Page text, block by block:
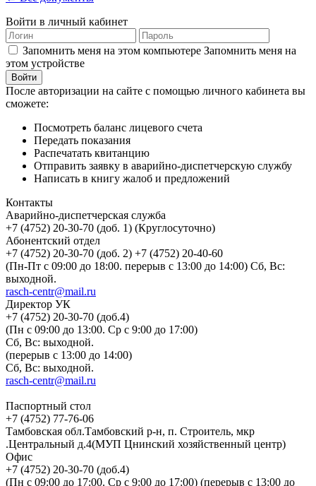
Войти в личный кабинет
Запомнить меня на этом компьютере Запомнить меня на
этом устройстве
После авторизации на сайте с помощью личного кабинета вы
сможете:
Посмотреть баланс лицевого счета
Передать показания
Распечатать квитанцию
Отправить заявку в аварийно-диспетчерскую службу
Написать в книгу жалоб и предложений
Контакты
Аварийно-диспетчерская служба
+7 (4752) 20-30-70 (доб. 1) (Круглосуточно)
Абонентский отдел
+7 (4752) 20-30-70 (доб. 2) +7 (4752) 20-40-60
(Пн-Пт с 09:00 до 18:00. перерыв с 13:00 до 14:00) Сб, Вс:
выходной.
rasch-centr@mail.ru
Директор УК
+7 (4752) 20-30-70 (доб.4)
(Пн с 09:00 до 13:00. Ср с 9:00 до 17:00)
Сб, Вс: выходной.
(перерыв с 13:00 до 14:00)
Сб, Вс: выходной.
rasch-centr@mail.ru
Паспортный стол
+7 (4752) 77-76-06
Тамбовская обл.Тамбовский р-н, п. Строитель, мкр
.Центральный д.4(МУП Цнинский хозяйственный центр)
Офис
+7 (4752) 20-30-70 (доб.4)
(Пн с 09:00 до 17:00. Ср с 9:00 до 17:00) (перерыв с 13:00 до